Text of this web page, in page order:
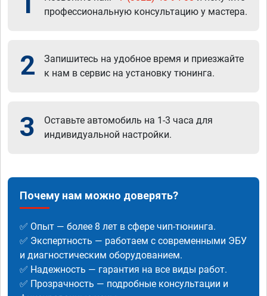
профессиональную консультацию у мастера.
2
Запишитесь на удобное время и приезжайте
к нам в сервис на установку тюнинга.
3
Оставьте автомобиль на 1-3 часа для
индивидуальной настройки.
Почему нам можно доверять?
✅ Опыт — более 8 лет в сфере чип-тюнинга.
✅ Экспертность — работаем с современными ЭБУ
и диагностическим оборудованием.
✅ Надежность — гарантия на все виды работ.
✅ Прозрачность — подробные консультации и